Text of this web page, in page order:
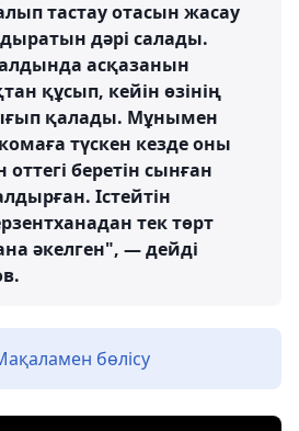
тастау отасын жасау
дәрі салады.
асқазанын
құсып, кейін өзінің
қалады. Мұнымен
түскен кезде оны
беретін сынған
Істейтін
тек төрт
әкелген", — дейді
бөлісу